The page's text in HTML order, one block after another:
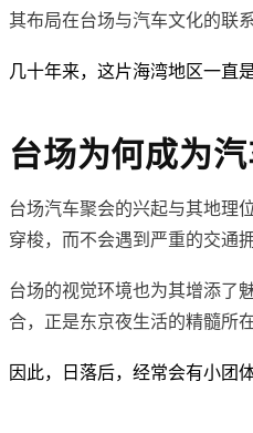
其布局在台场与汽车文化的联
几十年来，这片海湾地区一直
台场为何成为
台场汽车聚会的兴起与其地理
穿梭，而不会遇到严重的交通拥
台场的视觉环境也为其增添了
合，正是东京夜生活的精髓所在
因此，日落后，经常会有小团